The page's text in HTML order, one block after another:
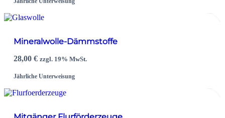
Mineralwolle-Dämmstoffe
28,00€ zzgl. 19% MwSt.
Jährliche Unterweisung